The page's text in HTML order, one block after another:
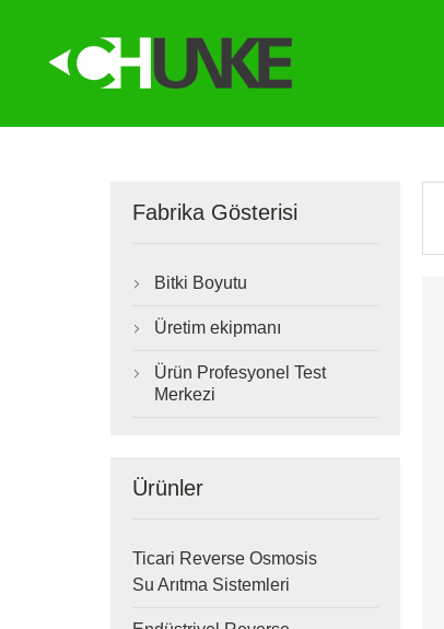
Fabrika Gösterisi
 Bitki Boyutu
 Üretim ekipmanı

Ürün Profesyonel Test
Merkezi
Ürünler
Ticari Reverse Osmosis
Su Arıtma Sistemleri